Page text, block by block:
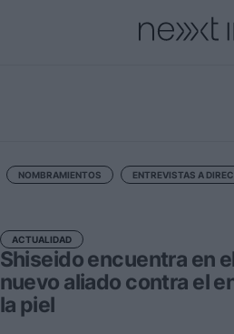
NOMBRAMIENTOS ENTREVISTAS A
Shiseido encuentra en
nuevo aliado contra el
la piel
ACTUALIDAD